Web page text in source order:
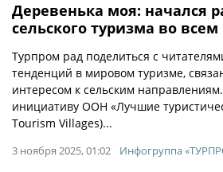
Деревенька моя: начался
сельского туризма во
Турпром рад поделиться с
тенденций в мировом туризме,
интересом к сельским
инициативу ООН «Лучшие
Tourism Villages)...
3 ноября 2025, 01:02 Инфогруппа